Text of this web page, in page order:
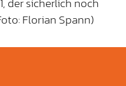
Florian Spann)